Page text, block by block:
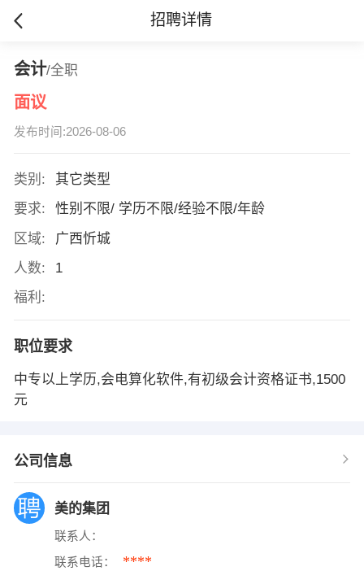
招聘详情
会计/全职
面议
发布时间:2026-08-06
类别:
其它类型
要求:
性别不限/ 学历不限/经验不限/年龄
区域:
广西忻城
人数:
1
福利:
职位要求
中专以上学历,会电算化软件,有初级会计资格证书,1500
元
公司信息
美的集团
联系人：
联系电话： ****